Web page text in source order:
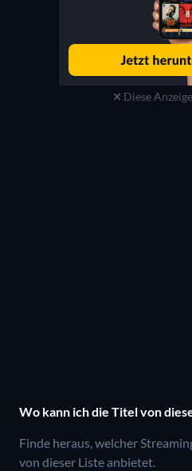
Diese
Wo kann ich die Titel von
Finde heraus, welcher
von dieser Liste anbietet.